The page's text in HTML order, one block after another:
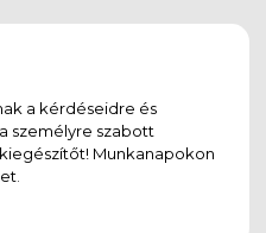
a kérdéseidre és
személyre szabott
Munkanapokon